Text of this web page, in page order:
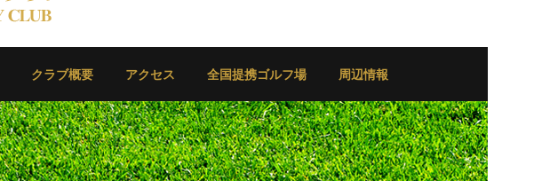
クラブ概要 アクセス 全国提携ゴルフ場 周辺情報